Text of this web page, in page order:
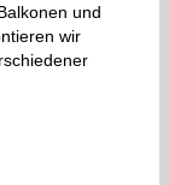
und
wir